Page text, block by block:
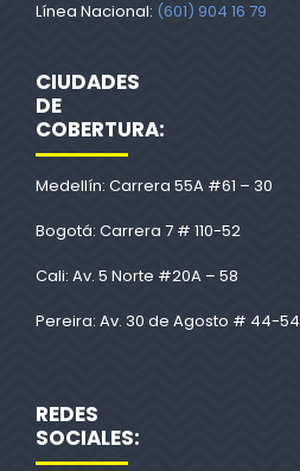
Línea Nacional: (601) 904 16 79
CIUDADES
DE
COBERTURA:
Medellín: Carrera 55A #61 – 30
Bogotá: Carrera 7 # 110-52
Cali: Av. 5 Norte #20A – 58
Pereira: Av. 30 de Agosto # 44-54
REDES
SOCIALES: